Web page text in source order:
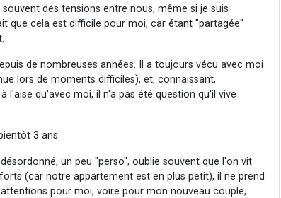
des tensions entre nous, même si je suis
que cela est difficile pour moi, car étant "partagée"
de nombreuses années. Il a toujours vécu avec moi
lors de moments difficiles), et, connaissant,
l'aise qu'avec moi, il n'a pas été question qu'il vive
3 ans.
un peu "perso", oublie souvent que l'on vit
(car notre appartement est en plus petit), il ne prend
pour moi, voire pour mon nouveau couple,